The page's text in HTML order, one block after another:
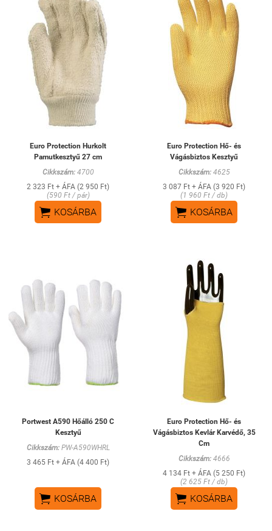
Euro Protection Hurkolt
Pamutkesztyű 27 cm
Cikkszám:4700
2 323 Ft + ÁFA (2 950 Ft)
(590 Ft / pár)
 KOSÁRBA
Euro Protection Hő- és
Vágásbiztos Kesztyű
Cikkszám:4625
3 087 Ft + ÁFA (3 920 Ft)
(1 960 Ft / db)
 KOSÁRBA
Portwest A590 Hőálló 250 C
Kesztyű
Cikkszám:PW-A590WHRL
3 465 Ft + ÁFA (4 400 Ft)
 KOSÁRBA
Euro Protection Hő- és
Vágásbiztos Kevlár Karvédő, 35
Cm
Cikkszám:4666
4 134 Ft + ÁFA (5 250 Ft)
(2 625 Ft / db)
 KOSÁRBA